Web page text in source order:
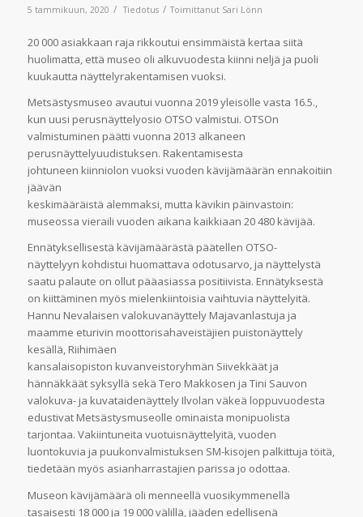
5 tammikuun, 2020 / Tiedotus / Toimittanut Sari Lönn
20 000 asiakkaan raja rikkoutui ensimmäistä kertaa siitä
huolimatta, että museo oli alkuvuodesta kiinni neljä ja puoli
kuukautta näyttelyrakentamisen vuoksi.
Metsästysmuseo avautui vuonna 2019 yleisölle vasta 16.5.,
kun uusi perusnäyttelyosio OTSO valmistui. OTSOn
valmistuminen päätti vuonna 2013 alkaneen
perusnäyttelyuudistuksen. Rakentamisesta
johtuneen kiinniolon vuoksi vuoden kävijämäärän ennakoitiin
jäävän
keskimääräistä alemmaksi, mutta kävikin päinvastoin:
museossa vieraili vuoden aikana kaikkiaan 20 480 kävijää.
Ennätyksellisestä kävijämäärästä päätellen OTSO-
näyttelyyn kohdistui huomattava odotusarvo, ja näyttelystä
saatu palaute on ollut pääasiassa positiivista. Ennätyksestä
on kiittäminen myös mielenkiintoisia vaihtuvia näyttelyitä.
Hannu Nevalaisen valokuvanäyttely Majavanlastuja ja
maamme eturivin moottorisahaveistäjien puistonäyttely
kesällä, Riihimäen
kansalaisopiston kuvanveistoryhmän Siivekkäät ja
hännäkkäät syksyllä sekä Tero Makkosen ja Tini Sauvon
valokuva- ja kuvataidenäyttely Ilvolan väkeä loppuvuodesta
edustivat Metsästysmuseolle ominaista monipuolista
tarjontaa. Vakiintuneita vuotuisnäyttelyitä, vuoden
luontokuvia ja puukonvalmistuksen SM-kisojen palkittuja töitä,
tiedetään myös asianharrastajien parissa jo odottaa.
Museon kävijämäärä oli menneellä vuosikymmenellä
tasaisesti 18 000 ja 19 000 välillä, jääden edellisenä